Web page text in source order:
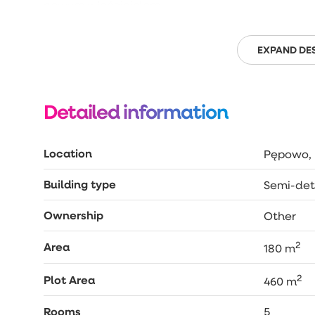
Gdańska. W niedalekiej odległości pełna
osób ceniących sobie spokój i urok mieszkania
DOSKONAŁA OFERTA – ZACHĘCAM DO
EXPAND
Detailed information
Location
Building type Semi-
Ownership Other
Area 180 m2
Plot Area 460 m2
Rooms 5